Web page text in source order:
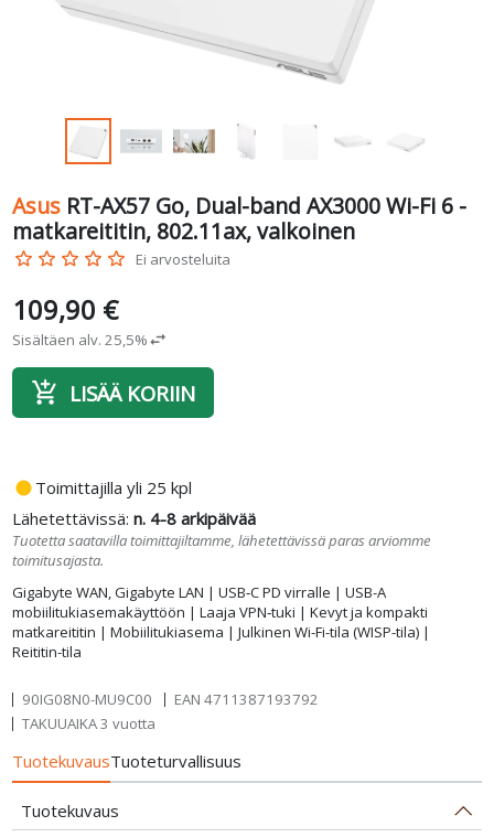
Asus RT-AX57 Go, Dual-band AX3000 Wi-Fi 6 -
matkareititin, 802.11ax, valkoinen
star_border star_border star_border star_border star_border Ei arvosteluita
Gigabyte WAN, Gigabyte LAN | USB‑C PD virralle | USB-A
mobiilitukiasemakäyttöön | Laaja VPN‑tuki | Kevyt ja kompakti
matkareititin | Mobiilitukiasema | Julkinen Wi-Fi-tila (WISP-tila) |
Reititin-tila
109,90 €
Sisältäen alv. 25,5%swap_horiz
add_shopping_cart LISÄÄ KORIIN
fiber_manual_record Toimittajilla yli 25 kpl
Lähetettävissä:n. 4-8 arkipäivää
Tuotetta saatavilla toimittajiltamme, lähetettävissä paras arviomme
toimitusajasta.
90IG08N0-MU9C00 EAN 4711387193792
TAKUUAIKA 3 vuotta
TuotekuvausTuoteturvallisuus
Tuotekuvaus